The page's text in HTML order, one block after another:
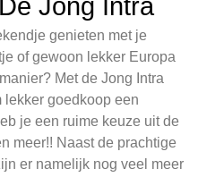
Jong Intra
genieten met je
of gewoon lekker Europa
Met de Jong Intra
goedkoop een
je een ruime keuze uit de
meer!! Naast de prachtige
er namelijk nog veel meer